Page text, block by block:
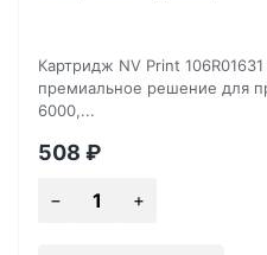
Картридж NV Print
премиальное решение для
6000,...
508 ₽